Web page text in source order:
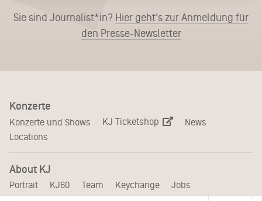
Sie sind Journalist*in? Hier geht's zur Anmeldung für
den Presse-Newsletter
Konzerte
Konzerte und Shows KJ Ticketshop
News
Locations
About KJ
Portrait KJ60 Team Keychange Jobs